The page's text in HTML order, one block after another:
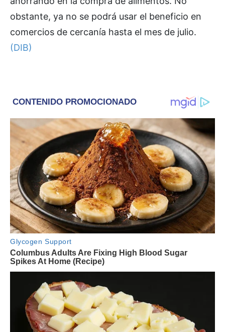
obstante, ya no se podrá usar el beneficio en
comercios de cercanía hasta el mes de julio.
(DIB)